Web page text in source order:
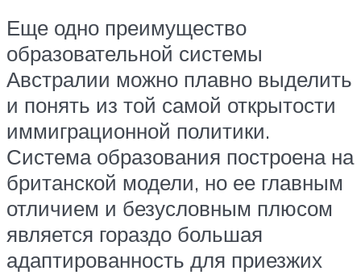
Еще одно преимущество
образовательной системы
Австралии можно плавно выделить
и понять из той самой открытости
иммиграционной политики.
Система образования построена на
британской модели, но ее главным
отличием и безусловным плюсом
является гораздо большая
адаптированность для приезжих